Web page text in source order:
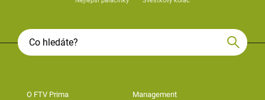
O FTV Prima Management